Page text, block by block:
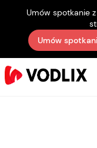
Umów spotkanie
Umów